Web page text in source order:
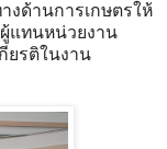
ด้านการเกษตรให้
แทนหน่วยงาน
ยรติในงาน